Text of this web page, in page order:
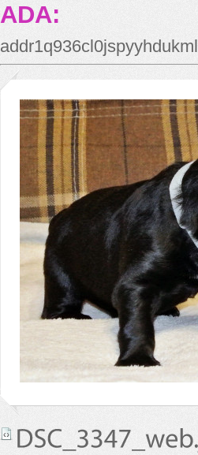
ADA: